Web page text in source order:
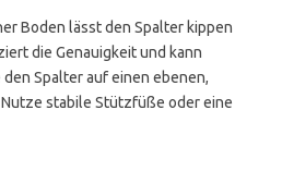
Boden lässt den Spalter kippen
die Genauigkeit und kann
Spalter auf einen ebenen,
stabile Stützfüße oder eine